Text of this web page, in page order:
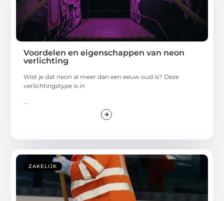
Voordelen en eigenschappen van neon
verlichting
Wist je dat neon al meer dan een eeuw oud is? Deze
verlichtingstype is in
...
ZAKELIJK